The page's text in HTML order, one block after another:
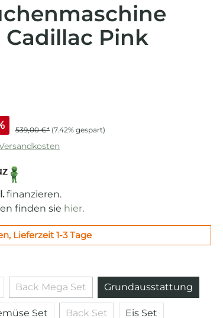
Pink
539,00 €* (7.42% gespart)
finanzieren.
finden sie hier.
Lieferzeit 1-3 Tage
Back Mega Set(Diese Option ist zurzeit nicht verfügbar.)
Grundausstattung
Set Back Set Eis Set